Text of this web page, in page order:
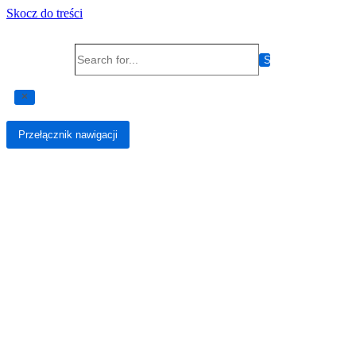
Skocz do treści
Przełącznik nawigacji